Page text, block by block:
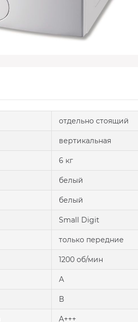
отдельно стоящий
вертикальная
6 кг
белый
белый
Small Digit
только передние
1200 об/мин
А
В
A+++